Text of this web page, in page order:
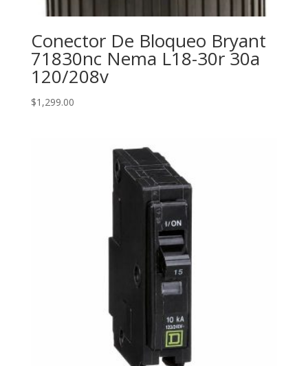
Conector De Bloqueo Bryant
71830nc Nema L18-30r 30a
120/208v
$1,299.00